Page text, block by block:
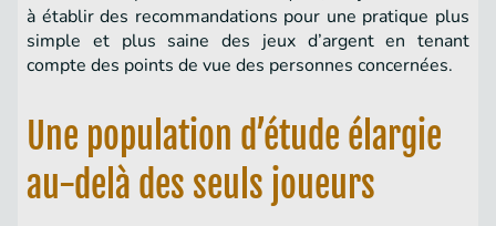
à établir des recommandations pour une pratique plus
simple et plus saine des jeux d’argent en tenant
compte des points de vue des personnes concernées.
Une population d’étude élargie
au-delà des seuls joueurs